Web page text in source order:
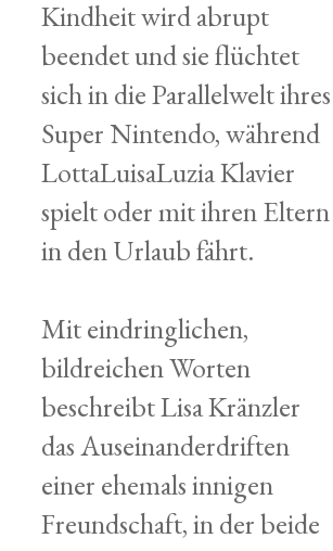
Kindheit wird abrupt
beendet und sie flüchtet
sich in die Parallelwelt ihres
Super Nintendo, während
LottaLuisaLuzia Klavier
spielt oder mit ihren Eltern
in den Urlaub fährt.
Mit eindringlichen,
bildreichen Worten
beschreibt Lisa Kränzler
das Auseinanderdriften
einer ehemals innigen
Freundschaft, in der beide